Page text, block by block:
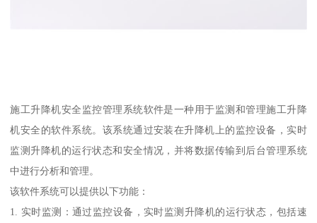
施工升降机安全监控管理系统软件是一种用于监测和管理施工升降
机安全的软件系统。该系统通过安装在升降机上的监控设备，实时
监测升降机的运行状态和安全情况，并将数据传输到后台管理系统
中进行分析和管理。
该软件系统可以提供以下功能：
1. 实时监测：通过监控设备，实时监测升降机的运行状态，包括速